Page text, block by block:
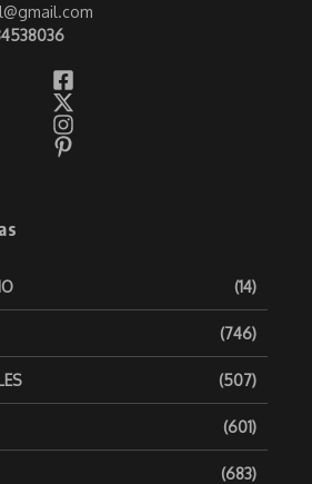
(14)
(746)
(507)
(601)
(683)